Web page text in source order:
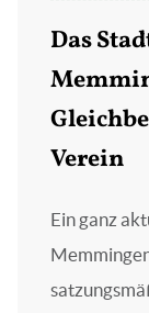
Das
Verein
Ein ganz